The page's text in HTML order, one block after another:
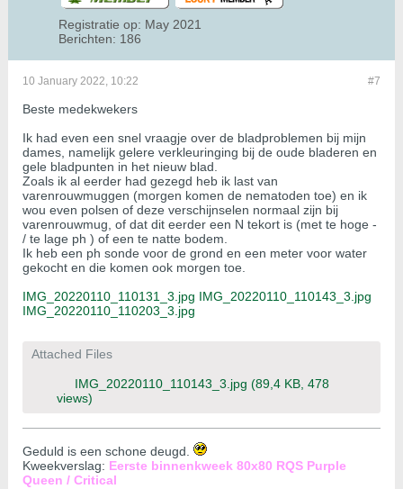
Registratie op: May 2021
Berichten: 186
#7
10 January 2022, 10:22
Beste medekwekers
Ik had even een snel vraagje over de bladproblemen bij mijn
dames, namelijk gelere verkleuringing bij de oude bladeren en
gele bladpunten in het nieuw blad.
Zoals ik al eerder had gezegd heb ik last van
varenrouwmuggen (morgen komen de nematoden toe) en ik
wou even polsen of deze verschijnselen normaal zijn bij
varenrouwmug, of dat dit eerder een N tekort is (met te hoge -
/ te lage ph ) of een te natte bodem.
Ik heb een ph sonde voor de grond en een meter voor water
gekocht en die komen ook morgen toe.
IMG_20220110_110131_3.jpg IMG_20220110_110143_3.jpg
IMG_20220110_110203_3.jpg
Attached Files
IMG_20220110_110143_3.jpg (89,4 KB, 478
views)
Geduld is een schone deugd.
Kweekverslag: Eerste binnenkweek 80x80 RQS Purple
Queen / Critical